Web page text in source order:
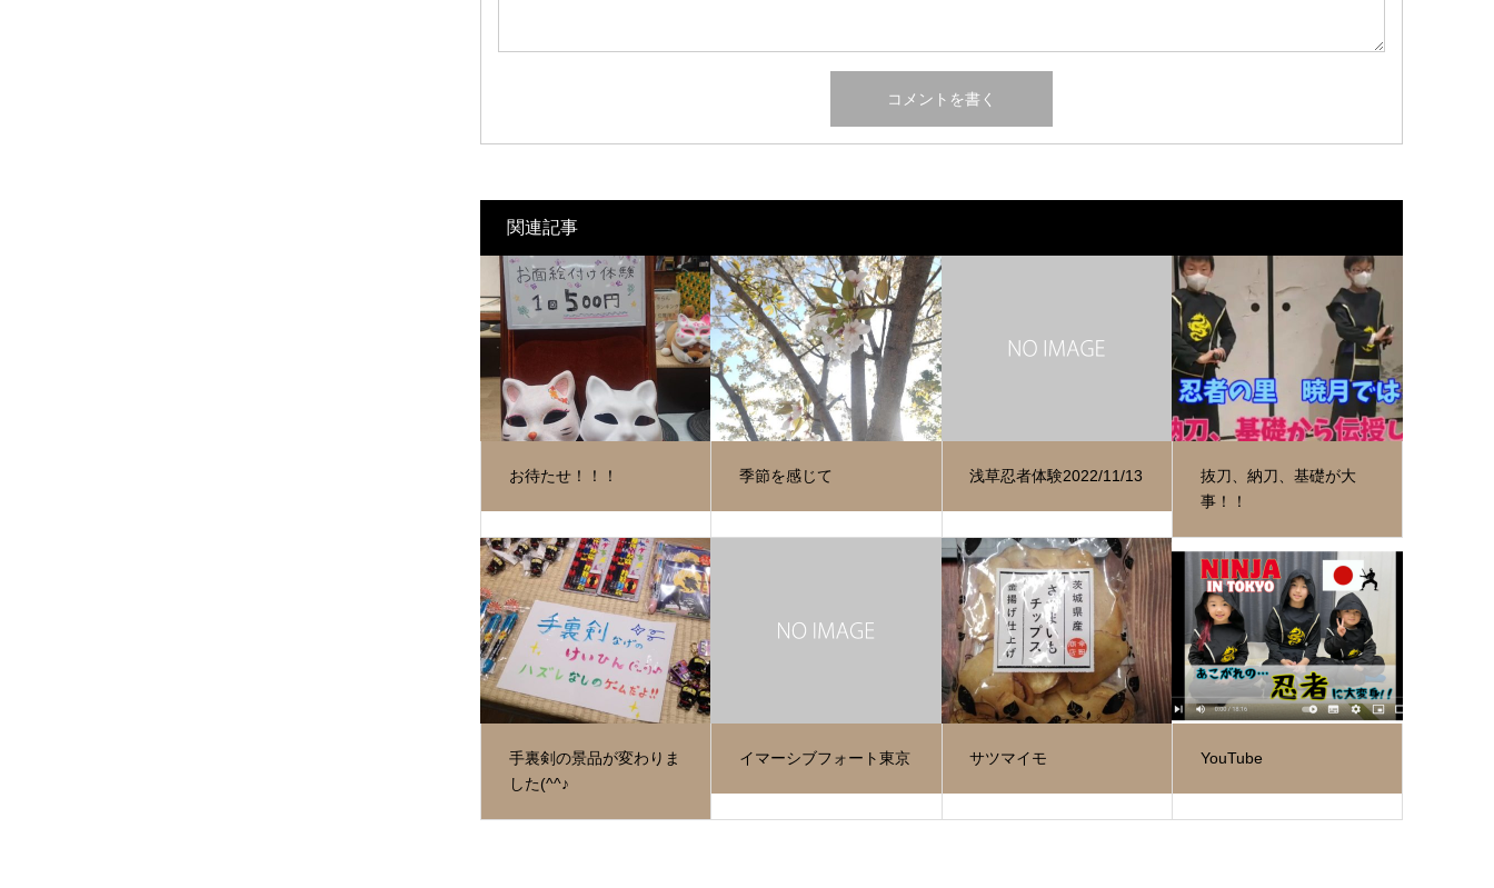
関連記事
お待たせ！！！ 季節を感じて 浅草忍者体験2022/11/13
抜刀、納刀、基礎が大
事！！
手裏剣の景品が変わりま
した(^^♪
イマーシブフォート東京 サツマイモ YouTube